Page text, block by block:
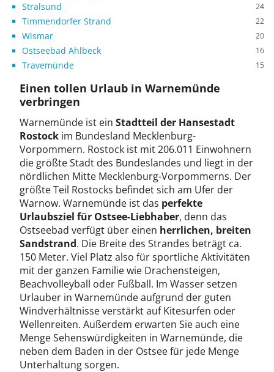
Stralsund 24
Timmendorfer Strand 22
Wismar 20
Ostseebad Ahlbeck 16
Travemünde 15
Einen tollen Urlaub in Warnemünde
verbringen
Warnemünde ist ein Stadtteil der Hansestadt
Rostock im Bundesland Mecklenburg-
Vorpommern. Rostock ist mit 206.011 Einwohnern
die größte Stadt des Bundeslandes und liegt in der
nördlichen Mitte Mecklenburg-Vorpommerns. Der
größte Teil Rostocks befindet sich am Ufer der
Warnow. Warnemünde ist das perfekte
Urlaubsziel für Ostsee-Liebhaber, denn das
Ostseebad verfügt über einen herrlichen, breiten
Sandstrand. Die Breite des Strandes beträgt ca.
150 Meter. Viel Platz also für sportliche Aktivitäten
mit der ganzen Familie wie Drachensteigen,
Beachvolleyball oder Fußball. Im Wasser setzen
Urlauber in Warnemünde aufgrund der guten
Windverhältnisse verstärkt auf Kitesurfen oder
Wellenreiten. Außerdem erwarten Sie auch eine
Menge Sehenswürdigkeiten in Warnemünde, die
neben dem Baden in der Ostsee für jede Menge
Unterhaltung sorgen.